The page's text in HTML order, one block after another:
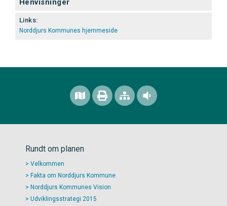
Henvisninger
Links:
Norddjurs Kommunes hjemmeside
Rundt om planen
Velkommen
Fakta om Norddjurs Kommune
Norddjurs Kommunes Vision
Udviklingsstrategi 2015